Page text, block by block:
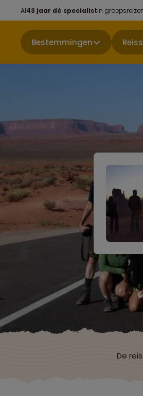
Al43 jaar dé specialistin
Bestemmingen
De reis